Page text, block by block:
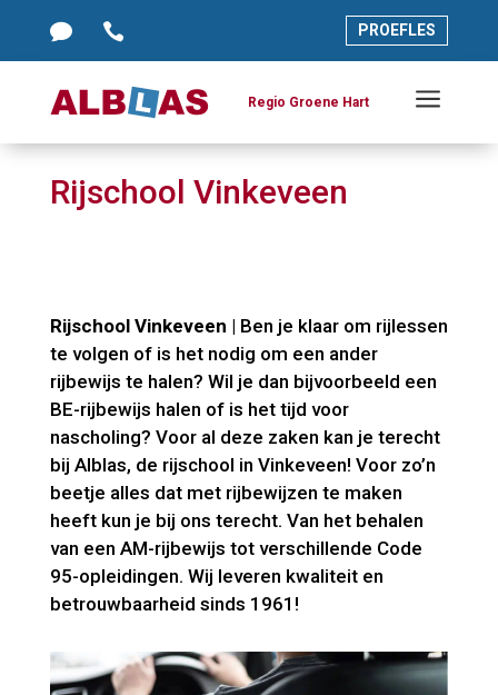
  PROEFLES
  PROEFLES
Regio Groene Hart a
Regio Groene Hart a
Rijschool Vinkeveen
Rijschool Vinkeveen | Ben je klaar om rijlessen
te volgen of is het nodig om een ander
rijbewijs te halen? Wil je dan bijvoorbeeld een
BE-rijbewijs halen of is het tijd voor
nascholing? Voor al deze zaken kan je terecht
bij Alblas, de rijschool in Vinkeveen! Voor zo’n
beetje alles dat met rijbewijzen te maken
heeft kun je bij ons terecht. Van het behalen
van een AM-rijbewijs tot verschillende Code
95-opleidingen. Wij leveren kwaliteit en
betrouwbaarheid sinds 1961!